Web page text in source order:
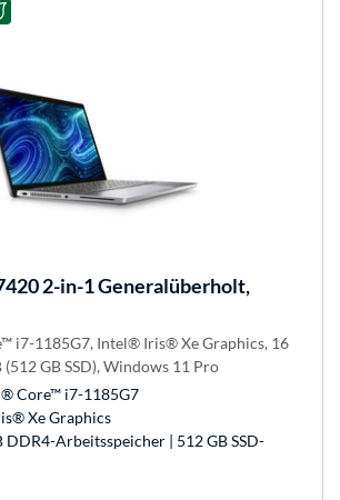
2-in-1 Generalüberholt,
i7-1185G7, Intel® Iris® Xe Graphics, 16
(512 GB SSD), Windows 11 Pro
Core™ i7-1185G7
Xe Graphics
DDR4-Arbeitsspeicher | 512 GB SSD-